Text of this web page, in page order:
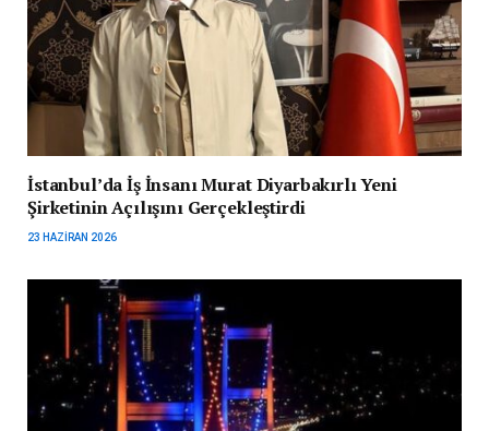
İstanbul’da İş İnsanı Murat Diyarbakırlı Yeni
Şirketinin Açılışını Gerçekleştirdi
23 HAZIRAN 2026